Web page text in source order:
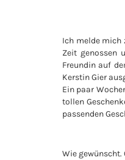
Ich melde mich
Zeit genossen
Freundin auf
Kerstin Gier
Ein paar
tollen
passenden
Wie gewünscht.